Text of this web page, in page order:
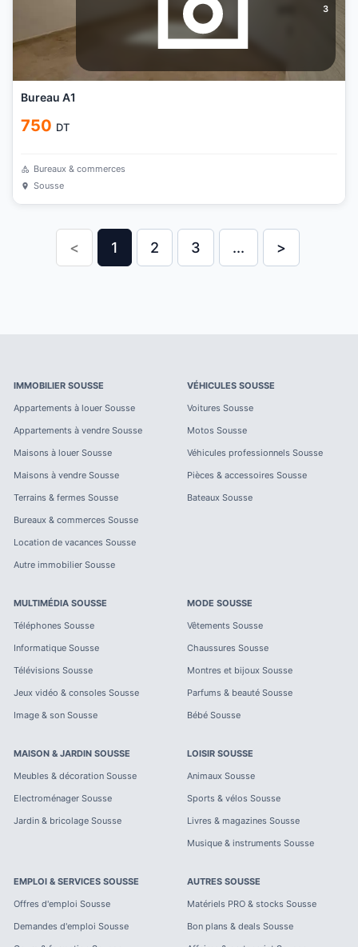
3
Bureau A1
750 DT
Bureaux & commerces
Sousse
< 1 2 3 ... >
IMMOBILIER SOUSSE
Appartements à louer Sousse
Appartements à vendre Sousse
Maisons à louer Sousse
Maisons à vendre Sousse
Terrains & fermes Sousse
Bureaux & commerces Sousse
Location de vacances Sousse
Autre immobilier Sousse
VÉHICULES SOUSSE
Voitures Sousse
Motos Sousse
Véhicules professionnels Sousse
Pièces & accessoires Sousse
Bateaux Sousse
MULTIMÉDIA SOUSSE
Téléphones Sousse
Informatique Sousse
Télévisions Sousse
Jeux vidéo & consoles Sousse
Image & son Sousse
MODE SOUSSE
Vêtements Sousse
Chaussures Sousse
Montres et bijoux Sousse
Parfums & beauté Sousse
Bébé Sousse
MAISON & JARDIN SOUSSE
Meubles & décoration Sousse
Electroménager Sousse
Jardin & bricolage Sousse
LOISIR SOUSSE
Animaux Sousse
Sports & vélos Sousse
Livres & magazines Sousse
Musique & instruments Sousse
EMPLOI & SERVICES SOUSSE
Offres d'emploi Sousse
Demandes d'emploi Sousse
AUTRES SOUSSE
Matériels PRO & stocks Sousse
Bon plans & deals Sousse